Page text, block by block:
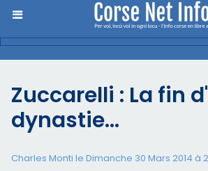
Zuccarelli : La fin
dynastie…
Charles Monti le Dimanche 30 Mars 2014 à